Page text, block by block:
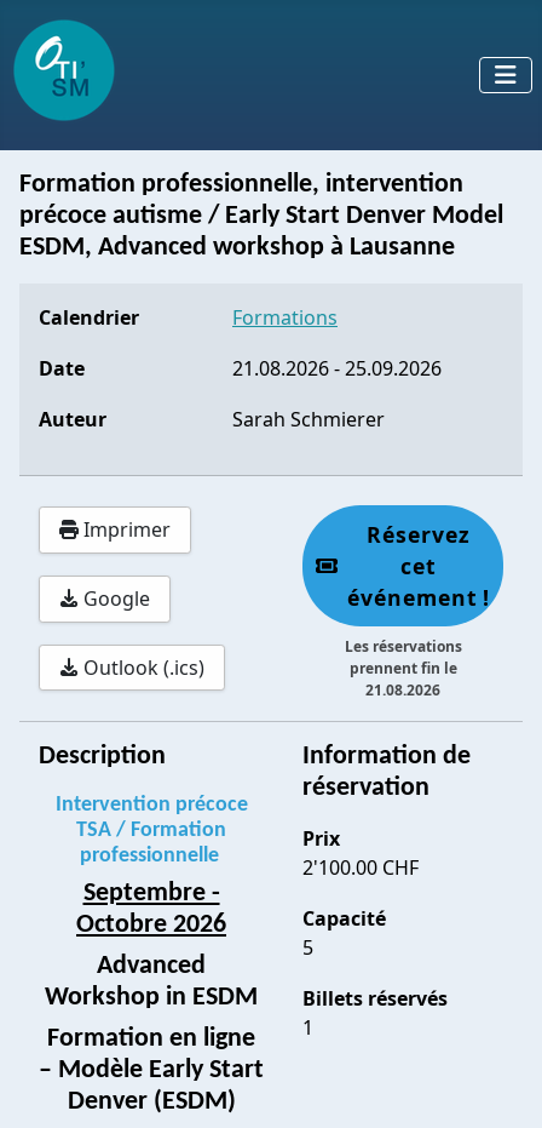
Formation professionnelle, intervention
précoce autisme / Early Start Denver Model
ESDM, Advanced workshop à Lausanne
Calendrier
Formations
Date
21.08.2026-25.09.2026
Auteur
Sarah Schmierer
Imprimer
Google
Outlook (.ics)
Réservez
cet
événement !
Les réservations
prennent fin le
21.08.2026
Description
Intervention précoce
TSA / Formation
professionnelle
Septembre -
Octobre 2026
Advanced
Workshop in ESDM
Formation en ligne
– Modèle Early Start
Denver (ESDM)
Information de
réservation
Prix
2'100.00 CHF
Capacité
5
Billets réservés
1